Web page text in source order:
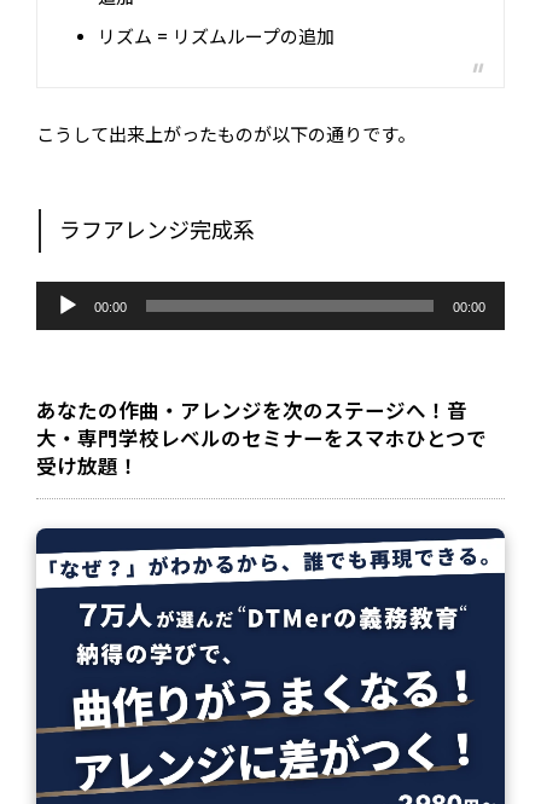
リズム = リズムループの追加
こうして出来上がったものが以下の通りです。
ラフアレンジ完成系
音
プ
ー
00:00 00:00
あなたの作曲・アレンジを次のステージへ！音
大・専門学校レベルのセミナーをスマホひとつで
受け放題！